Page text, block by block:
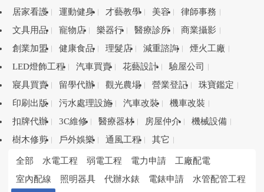
居家看護
運動健身 才藝教學 美容
律師事務
文具用品
寵物店 樂器行 醫療診所
商業攝影
創業加盟
健康食品 理髮店 減重諮詢
煙火工廠
LED燈飾工程
汽車買賣 花藝設計
驗屋公司
寢具買賣
留學代辦 觀光農場 營業登記
珠寶鑑定
印刷出版
污水處理設施 汽車改裝
機車改裝
扣牌代辦
3C維修 醫療器材 房屋仲介
機械設備
樹木修剪
戶外娛樂 通風工程 其它
全部 水電工程 弱電工程 電力申請
工廠配電
室內配線
照明器具 代辦水錶 電錶申請
水管配管工程